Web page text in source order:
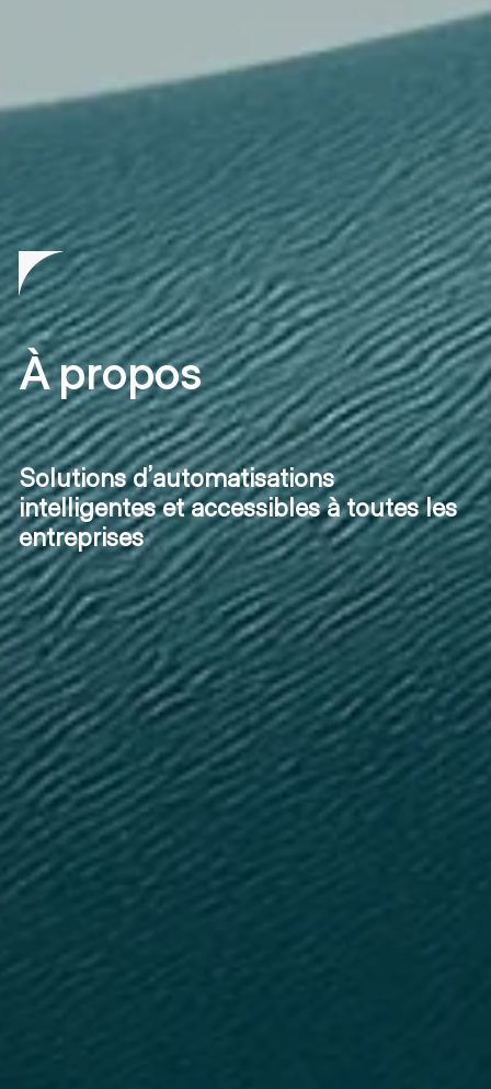
À propos
Solutions d’automatisations
intelligentes et accessibles à toutes les
entreprises